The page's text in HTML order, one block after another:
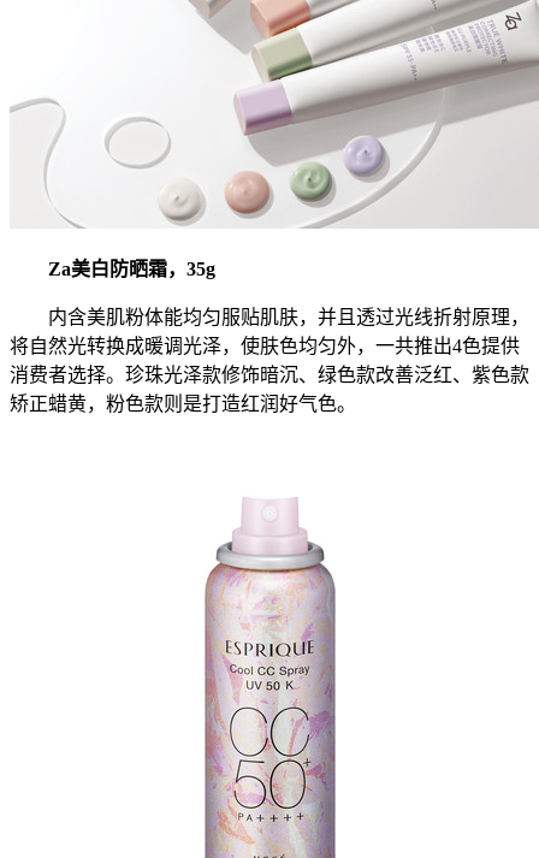
Za美白防晒霜，35g
内含美肌粉体能均匀服贴肌肤，并且透过光线折射原理，
将自然光转换成暖调光泽，使肤色均匀外，一共推出4色提供
消费者选择。珍珠光泽款修饰暗沉、绿色款改善泛红、紫色款
矫正蜡黄，粉色款则是打造红润好气色。